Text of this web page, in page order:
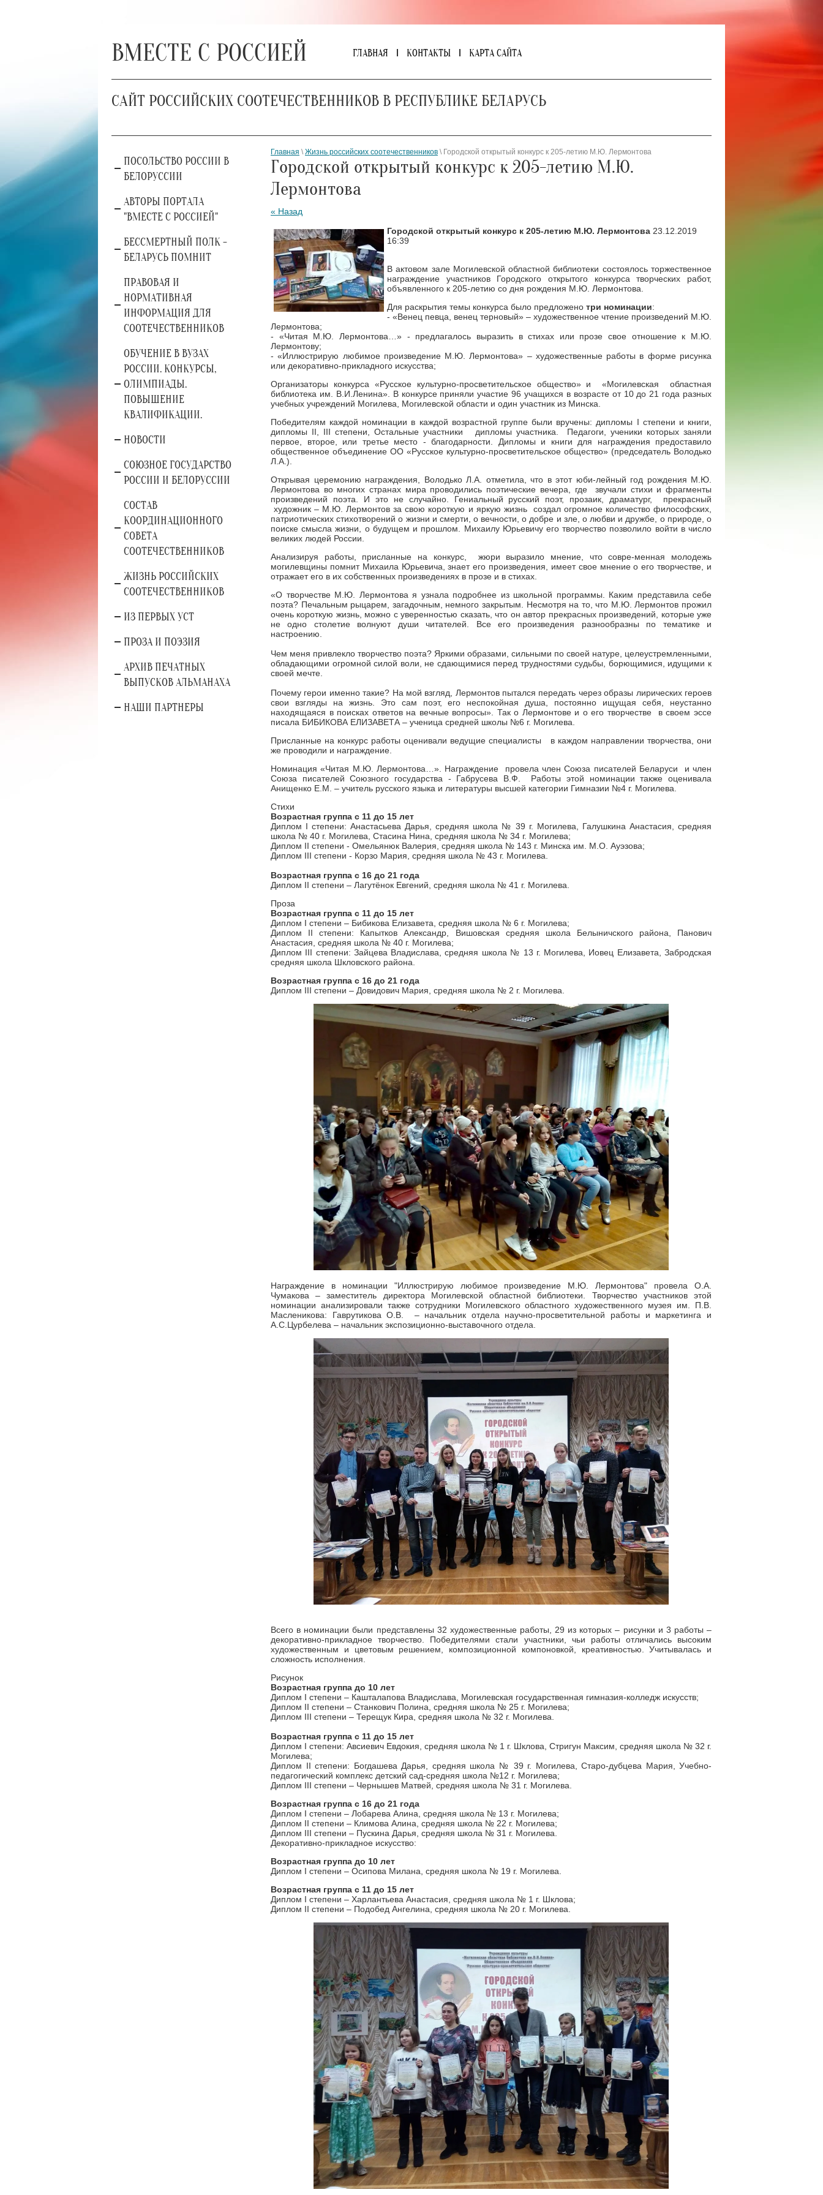
ВМЕСТЕ С РОССИЕЙ ГЛАВНАЯ КОНТАКТЫ КАРТА САЙТА
САЙТ РОССИЙСКИХ СООТЕЧЕСТВЕННИКОВ В РЕСПУБЛИКЕ БЕЛАРУСЬ
ПОСОЛЬСТВО РОССИИ В
БЕЛОРУССИИ
АВТОРЫ ПОРТАЛА
"ВМЕСТЕ С РОССИЕЙ"
БЕССМЕРТНЫЙ ПОЛК -
БЕЛАРУСЬ ПОМНИТ
ПРАВОВАЯ И
НОРМАТИВНАЯ
ИНФОРМАЦИЯ ДЛЯ
СООТЕЧЕСТВЕННИКОВ
ОБУЧЕНИЕ В ВУЗАХ
РОССИИ. КОНКУРСЫ,
ОЛИМПИАДЫ.
ПОВЫШЕНИЕ
КВАЛИФИКАЦИИ.
НОВОСТИ
СОЮЗНОЕ ГОСУДАРСТВО
РОССИИ И БЕЛОРУССИИ
СОСТАВ
КООРДИНАЦИОННОГО
СОВЕТА
СООТЕЧЕСТВЕННИКОВ
ЖИЗНЬ РОССИЙСКИХ
СООТЕЧЕСТВЕННИКОВ
ИЗ ПЕРВЫХ УСТ
ПРОЗА И ПОЭЗИЯ
АРХИВ ПЕЧАТНЫХ
ВЫПУСКОВ АЛЬМАНАХА
НАШИ ПАРТНЕРЫ
Главная \Жизнь российских соотечественников \ Городской открытый конкурс к 205-летию М.Ю. Лермонтова
Городской открытый конкурс к 205-летию М.Ю.
Лермонтова
« Назад
Городской открытый конкурс к 205-летию М.Ю. Лермонтова 23.12.2019
16:39
В актовом зале Могилевской областной библиотеки состоялось торжественное
награждение участников Городского открытого конкурса творческих работ,
объявленного к 205-летию со дня рождения М.Ю. Лермонтова.
Для раскрытия темы конкурса было предложено три номинации:
- «Венец певца, венец терновый» – художественное чтение произведений М.Ю.
Лермонтова;
- «Читая М.Ю. Лермонтова…» - предлагалось выразить в стихах или прозе свое отношение к М.Ю.
Лермонтову;
- «Иллюстрирую любимое произведение М.Ю. Лермонтова» – художественные работы в форме рисунка
или декоративно-прикладного искусства;
Организаторы конкурса «Русское культурно-просветительское общество» и «Могилевская областная
библиотека им. В.И.Ленина». В конкурсе приняли участие 96 учащихся в возрасте от 10 до 21 года разных
учебных учреждений Могилева, Могилевской области и один участник из Минска.
Победителям каждой номинации в каждой возрастной группе были вручены: дипломы I степени и книги,
дипломы II, III степени, Остальные участники дипломы участника. Педагоги, ученики которых заняли
первое, второе, или третье место - благодарности. Дипломы и книги для награждения предоставило
общественное объединение ОО «Русское культурно-просветительское общество» (председатель Володько
Л.А.).
Открывая церемонию награждения, Володько Л.А. отметила, что в этот юби-лейный год рождения М.Ю.
Лермонтова во многих странах мира проводились поэтические вечера, где звучали стихи и фрагменты
произведений поэта. И это не случайно. Гениальный русский поэт, прозаик, драматург, прекрасный
художник – М.Ю. Лермонтов за свою короткую и яркую жизнь создал огромное количество философских,
патриотических стихотворений о жизни и смерти, о вечности, о добре и зле, о любви и дружбе, о природе, о
поиске смысла жизни, о будущем и прошлом. Михаилу Юрьевичу его творчество позволило войти в число
великих людей России.
Анализируя работы, присланные на конкурс, жюри выразило мнение, что совре-менная молодежь
могилевщины помнит Михаила Юрьевича, знает его произведения, имеет свое мнение о его творчестве, и
отражает его в их собственных произведениях в прозе и в стихах.
«О творчестве М.Ю. Лермонтова я узнала подробнее из школьной программы. Каким представила себе
поэта? Печальным рыцарем, загадочным, немного закрытым. Несмотря на то, что М.Ю. Лермонтов прожил
очень короткую жизнь, можно с уверенностью сказать, что он автор прекрасных произведений, которые уже
не одно столетие волнуют души читателей. Все его произведения разнообразны по тематике и
настроению.
Чем меня привлекло творчество поэта? Яркими образами, сильными по своей натуре, целеустремленными,
обладающими огромной силой воли, не сдающимися перед трудностями судьбы, борющимися, идущими к
своей мечте.
Почему герои именно такие? На мой взгляд, Лермонтов пытался передать через образы лирических героев
свои взгляды на жизнь. Это сам поэт, его неспокойная душа, постоянно ищущая себя, неустанно
находящаяся в поисках ответов на вечные вопросы». Так о Лермонтове и о его творчестве в своем эссе
писала БИБИКОВА ЕЛИЗАВЕТА – ученица средней школы №6 г. Могилева.
Присланные на конкурс работы оценивали ведущие специалисты в каждом направлении творчества, они
же проводили и награждение.
Номинация «Читая М.Ю. Лермонтова…». Награждение провела член Союза писателей Беларуси и член
Союза писателей Союзного государства - Габрусева В.Ф. Работы этой номинации также оценивала
Анищенко Е.М. – учитель русского языка и литературы высшей категории Гимназии №4 г. Могилева.
Стихи
Возрастная группа с 11 до 15 лет
Диплом I степени: Анастасьева Дарья, средняя школа № 39 г. Могилева, Галушкина Анастасия, средняя
школа № 40 г. Могилева, Стасина Нина, средняя школа № 34 г. Могилева;
Диплом II степени - Омельянюк Валерия, средняя школа № 143 г. Минска им. М.О. Ауэзова;
Диплом III степени - Корзо Мария, средняя школа № 43 г. Могилева.
Возрастная группа с 16 до 21 года
Диплом II степени – Лагутёнок Евгений, средняя школа № 41 г. Могилева.
Проза
Возрастная группа с 11 до 15 лет
Диплом I степени – Бибикова Елизавета, средняя школа № 6 г. Могилева;
Диплом II степени: Капытков Александр, Вишовская средняя школа Белыничского района, Панович
Анастасия, средняя школа № 40 г. Могилева;
Диплом III степени: Зайцева Владислава, средняя школа № 13 г. Могилева, Иовец Елизавета, Забродская
средняя школа Шкловского района.
Возрастная группа с 16 до 21 года
Диплом III степени – Довидович Мария, средняя школа № 2 г. Могилева.
Награждение в номинации "Иллюстрирую любимое произведение М.Ю. Лермонтова" провела О.А.
Чумакова – заместитель директора Могилевской областной библиотеки. Творчество участников этой
номинации анализировали также сотрудники Могилевского областного художественного музея им. П.В.
Масленикова: Гаврутикова О.В. – начальник отдела научно-просветительной работы и маркетинга и
А.С.Цурбелева – начальник экспозиционно-выставочного отдела.
Всего в номинации были представлены 32 художественные работы, 29 из которых – рисунки и 3 работы –
декоративно-прикладное творчество. Победителями стали участники, чьи работы отличались высоким
художественным и цветовым решением, композиционной компоновкой, креативностью. Учитывалась и
сложность исполнения.
Рисунок
Возрастная группа до 10 лет
Диплом I степени – Кашталапова Владислава, Могилевская государственная гимназия-колледж искусств;
Диплом II степени – Станкович Полина, средняя школа № 25 г. Могилева;
Диплом III степени – Терещук Кира, средняя школа № 32 г. Могилева.
Возрастная группа с 11 до 15 лет
Диплом I степени: Авсиевич Евдокия, средняя школа № 1 г. Шклова, Стригун Максим, средняя школа № 32 г.
Могилева;
Диплом II степени: Богдашева Дарья, средняя школа № 39 г. Могилева, Старо-дубцева Мария, Учебно-
педагогический комплекс детский сад-средняя школа №12 г. Могилева;
Диплом III степени – Чернышев Матвей, средняя школа № 31 г. Могилева.
Возрастная группа с 16 до 21 года
Диплом I степени – Лобарева Алина, средняя школа № 13 г. Могилева;
Диплом II степени – Климова Алина, средняя школа № 22 г. Могилева;
Диплом III степени – Пускина Дарья, средняя школа № 31 г. Могилева.
Декоративно-прикладное искусство:
Возрастная группа до 10 лет
Диплом I степени – Осипова Милана, средняя школа № 19 г. Могилева.
Возрастная группа с 11 до 15 лет
Диплом I степени – Харлантьева Анастасия, средняя школа № 1 г. Шклова;
Диплом II степени – Подобед Ангелина, средняя школа № 20 г. Могилева.